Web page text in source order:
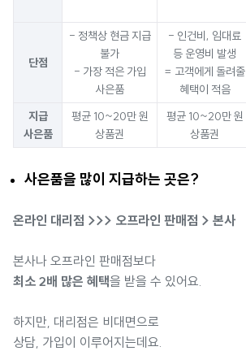
단점
- 정책상 현금 지급
불가
- 가장 적은 가입
사은품
- 인건비, 임대료
등 운영비 발생
= 고객에게 돌려줄
혜택이 적음
지급
사은품
평균 10~20만 원
상품권
평균 10~20만 원
상품권
사은품을 많이 지급하는 곳은?
온라인 대리점 >>> 오프라인 판매점 > 본사
본사나 오프라인 판매점보다
최소 2배 많은 혜택을 받을 수 있어요.
하지만, 대리점은 비대면으로
상담, 가입이 이루어지는데요.